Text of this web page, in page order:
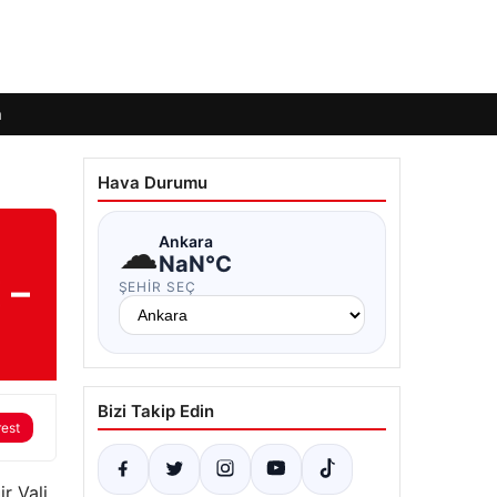
Vali
Hava Durumu
☁Ankara
NaN°C
ŞEHIR SEÇ
Bizi Takip Edin